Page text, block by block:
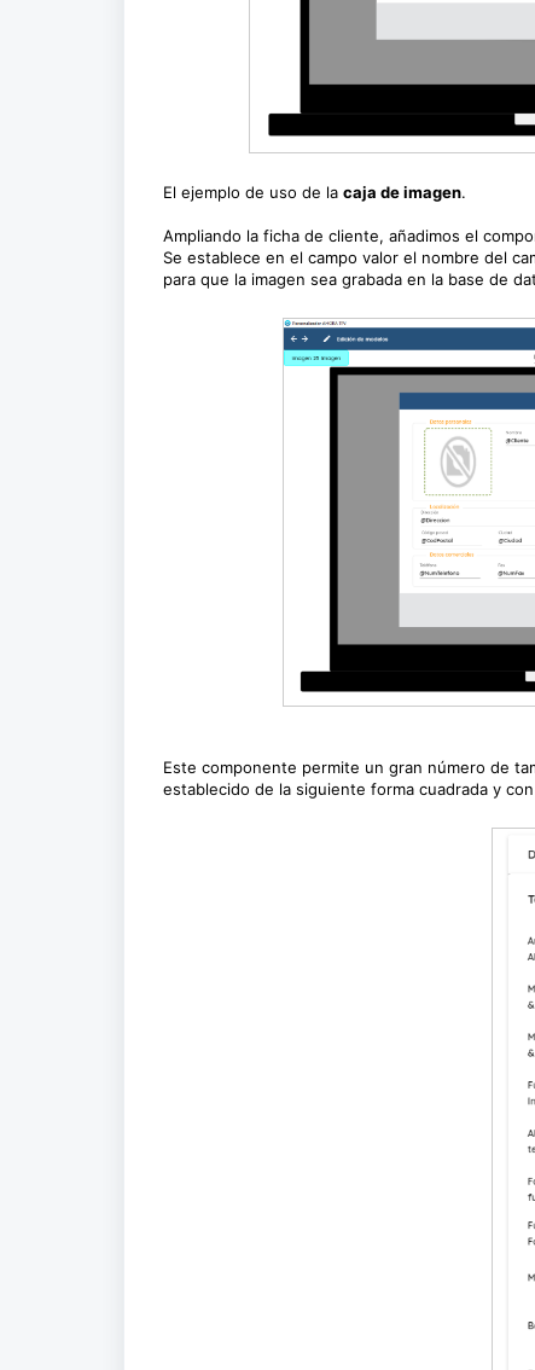
El ejemplo de uso de la caja de imagen.
Ampliando la ficha de cliente, añadimos el
Se establece en el campo valor el nombre del
para que la imagen sea grabada en la base de
Este componente permite un gran número de
establecido de la siguiente forma cuadrada y